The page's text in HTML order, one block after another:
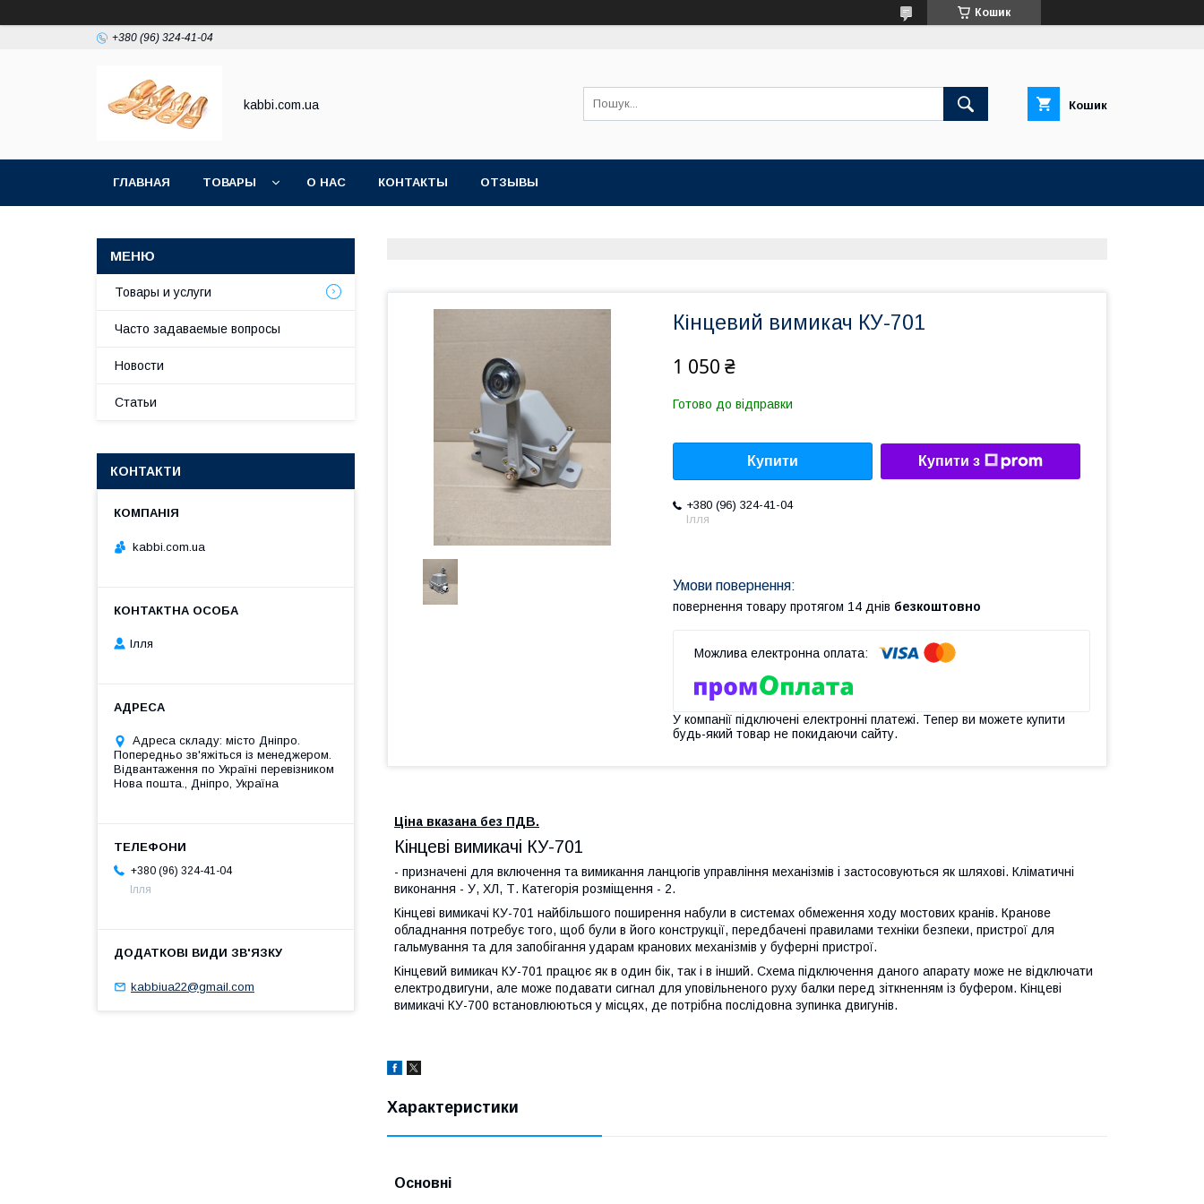
Кошик
+380 (96) 324-41-04
kabbi.com.ua Кошик
ГЛАВНАЯ ТОВАРЫ О НАС КОНТАКТЫ ОТЗЫВЫ
Кінцевий вимикач КУ-701
1 050 ₴
Готово до відправки
Купити Купити з
+380 (96) 324-41-04
Ілля
повернення товару протягом 14 днів безкоштовно
У компанії підключені електронні платежі. Тепер ви можете купити
будь-який товар не покидаючи сайту.
Ціна вказана без ПДВ.
Кінцеві вимикачі КУ-701
- призначені для включення та вимикання ланцюгів управління механізмів і застосовуються як шляхові. Кліматичні
виконання - У, ХЛ, Т. Категорія розміщення - 2.
Кінцеві вимикачі КУ-701 найбільшого поширення набули в системах обмеження ходу мостових кранів. Кранове
обладнання потребує того, щоб були в його конструкції, передбачені правилами техніки безпеки, пристрої для
гальмування та для запобігання ударам кранових механізмів у буферні пристрої.
Кінцевий вимикач КУ-701 працює як в один бік, так і в інший. Схема підключення даного апарату може не відключати
електродвигуни, але може подавати сигнал для уповільненого руху балки перед зіткненням із буфером. Кінцеві
вимикачі КУ-700 встановлюються у місцях, де потрібна послідовна зупинка двигунів.
Характеристики
Основні
Товары и услуги
Часто задаваемые вопросы
Новости
Статьи
КОНТАКТИ
kabbi.com.ua
Ілля
Адреса складу: місто Дніпро.
Попередньо зв'яжіться із менеджером.
Відвантаження по Україні перевізником
Нова пошта., Дніпро, Україна
+380 (96) 324-41-04
Ілля
kabbiua22@gmail.com